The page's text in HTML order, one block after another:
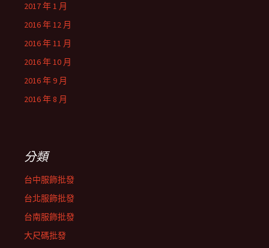
2017 年 1 月
2016 年 12 月
2016 年 11 月
2016 年 10 月
2016 年 9 月
2016 年 8 月
分類
台中服飾批發
台北服飾批發
台南服飾批發
大尺碼批發